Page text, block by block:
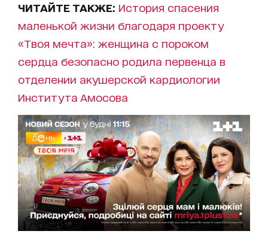
ЧИТАЙТЕ ТАКЖЕ: История спасения
маленькой жизни благодаря проекту
«Твоя мечта»: женщина с пороком
сердца безопасно родила первенца в
отделении акушерской кардиологии
Института Амосова